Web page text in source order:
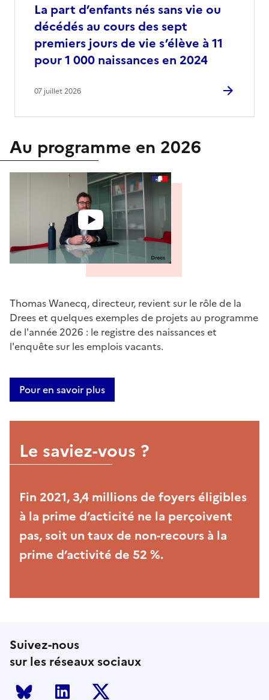
La part d’enfants nés sans vie ou
décédés au cours des sept
premiers jours de vie s’élève à 11
pour 1 000 naissances en 2024
07 juillet 2026
Au programme en 2026
Thomas Wanecq, directeur, revient sur le rôle de la
Drees et quelques exemples de projets au programme
de l'année 2026 : le registre des naissances et
l'enquête sur les emplois vacants.
Pour en savoir plus
Le saviez-vous ?
Fin 2021, 3,4 millions de foyers éligibles
à la prime d’acticité ne la perçoivent
pas, soit un taux de non-recours à la
prime d’activité de 52 %.
Suivez-nous
sur les réseaux sociaux
Bluesky LinkedIn